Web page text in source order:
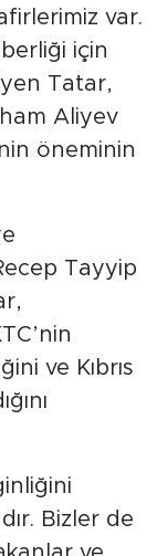
var.
için
Tatar,
Aliyev
öneminin
Tayyip
ve Kıbrıs
Bizler de